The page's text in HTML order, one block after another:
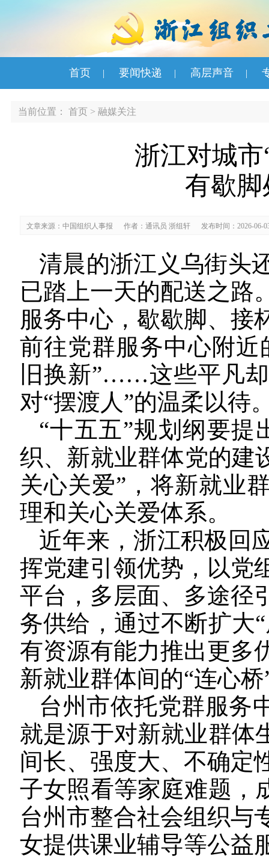
首页 | 要闻快递 | 高层声音 |
当前位置： 首页 > 融媒关注
浙江对城
有歇
文章来源：中国组织人事报 作者：通讯员 浙组轩 发布时间：2026-06-
清晨的浙江义乌街头
已踏上一天的配送之路
服务中心，歇歇脚、接
前往党群服务中心附近
旧换新”……这些平凡
对“摆渡人”的温柔以待
“十五五”规划纲要提
织、新就业群体党的建
关心关爱”，将新就业
理和关心关爱体系。
近年来，浙江积极回
挥党建引领优势，以党
平台，多层面、多途径
务供给，通过不断扩大
有资源有能力推出更多
新就业群体间的“连心桥
台州市依托党群服务
就是源于对新就业群体
间长、强度大、不确定
子女照看等家庭难题，
台州市整合社会组织与
女提供课业辅导等公益